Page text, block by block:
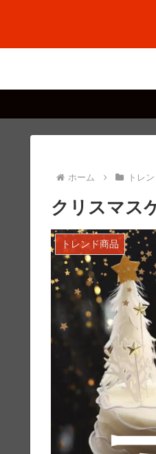
ホーム トレ
クリスマス
トレンド商品